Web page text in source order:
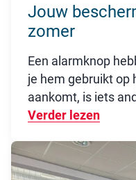
Jouw
zomer
Een alarmknop
je hem gebruikt op
aankomt, is iets
Verder lezen